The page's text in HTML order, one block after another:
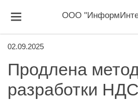
ООО
02.09.2025
Продлена
разработки НДС